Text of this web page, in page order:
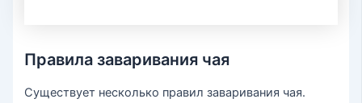
Правила заваривания чая
Существует несколько правил заваривания чая.